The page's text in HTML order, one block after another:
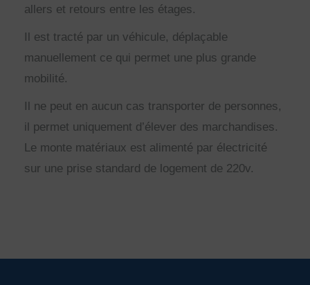
allers et retours entre les étages.
Il est tracté par un véhicule, déplaçable
manuellement ce qui permet une plus grande
mobilité.
Il ne peut en aucun cas transporter de personnes,
il permet uniquement d’élever des marchandises.
Le monte matériaux est alimenté par électricité
sur une prise standard de logement de 220v.